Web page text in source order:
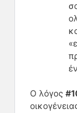
Ο λόγος